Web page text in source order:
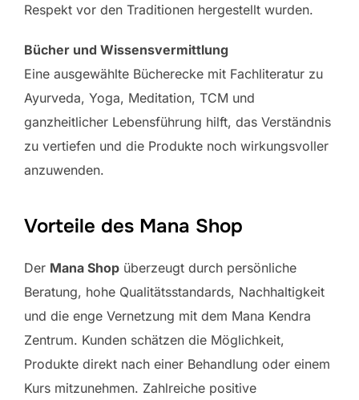
Respekt vor den Traditionen hergestellt wurden.
Bücher und Wissensvermittlung
Eine ausgewählte Bücherecke mit Fachliteratur zu
Ayurveda, Yoga, Meditation, TCM und
ganzheitlicher Lebensführung hilft, das Verständnis
zu vertiefen und die Produkte noch wirkungsvoller
anzuwenden.
Vorteile des Mana Shop
Der Mana Shop überzeugt durch persönliche
Beratung, hohe Qualitätsstandards, Nachhaltigkeit
und die enge Vernetzung mit dem Mana Kendra
Zentrum. Kunden schätzen die Möglichkeit,
Produkte direkt nach einer Behandlung oder einem
Kurs mitzunehmen. Zahlreiche positive